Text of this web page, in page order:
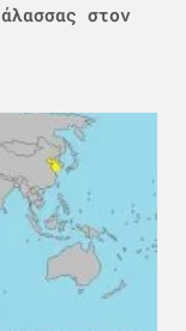
στον